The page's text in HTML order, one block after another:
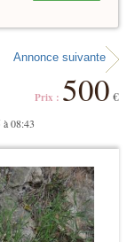
Annonce suivante
Prix : 500 €
08:43